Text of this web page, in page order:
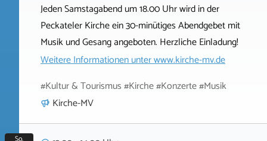
Jeden Samstagabend um 18.00 Uhr wird in der
Peckateler Kirche ein 30-minütiges Abendgebet mit
Musik und Gesang angeboten. Herzliche Einladung!
Weitere Informationen unterwww.kirche-mv.de
#Kultur & Tourismus #Kirche #Konzerte #Musik
Kirche-MV
So.